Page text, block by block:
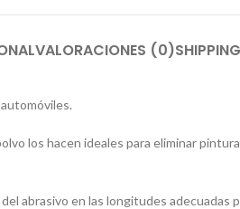
VALORACIONES (0)
los hacen ideales para eliminar
abrasivo en las longitudes adecuadas